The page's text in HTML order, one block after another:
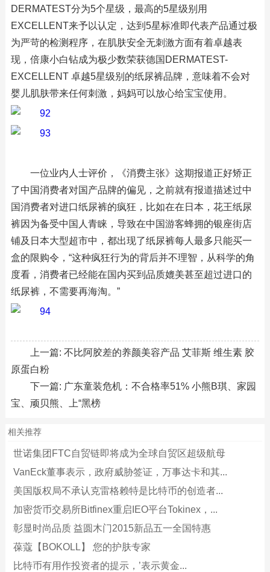
DERMATEST分为5个星级，最高的5星级别用
EXCELLENT来予以认定，达到5星标准即代表产品通过极
为严苛的检测程序，在肌肤安全无刺激方面有着卓越表
现，倍康小白钻成为极少数荣获德国DERMATEST-
EXCELLENT 卓越5星级别的纸尿裤品牌，意味着不会对
婴儿肌肤带来任何刺激，妈妈可以放心给宝宝使用。
一位业内人士评价，《消费主张》这期报道正好矫正
了中国消费者对国产品牌的偏见，之前就有报道描述过中
国消费者对进口纸尿裤的疯狂，比如在在日本，花王纸尿
裤因为备受中国人青睐，导致在中国游客蜂拥的银座街店
铺及日本大型超市中，都出现了纸尿裤每人最多只能买一
盒的限购令，“这种疯狂行为的背后并不理智，从科学的角
度看，消费者已经能在国内买到品质媲美甚至超过进口的
纸尿裤，不需要再海淘。”
上一篇: 不比阿胶差的养颜美容产品 艾菲斯 维生素 胶
原蛋白粉
下一篇: 广东童装危机：不合格率51% 小熊B琪、家园
宝、顽贝熊、上“黑榜
相关推荐
世诺集团FTC自贸链即将成为全球自贸区超级航母
VanEck董事表示，政府威胁签证，万事达卡和其...
美国版权局不承认克雷格赖特是比特币的创造者...
加密货币交易所Bitfinex重启IEO平台Tokinex，...
彰显时尚品质 益圆木门2015新品五一全国特惠
葆蔻【BOKOLL】 您的护肤专家
比特币有用作投资者的提示，’表示黄金...